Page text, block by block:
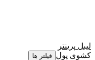
لیبل پرینتر
کشوی پول فیلتر ها